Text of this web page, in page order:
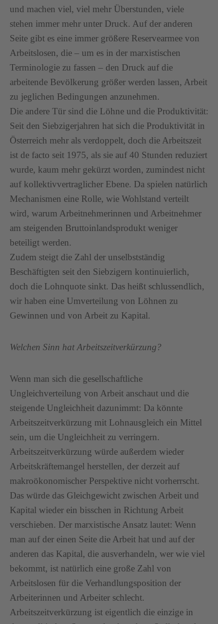
und machen viel, viel mehr Überstunden, viele
stehen immer mehr unter Druck. Auf der anderen
Seite gibt es eine immer größere Reservearmee von
Arbeitslosen, die – um es in der marxistischen
Terminologie zu fassen – den Druck auf die
arbeitende Bevölkerung größer werden lassen, Arbeit
zu jeglichen Bedingungen anzunehmen.
Die andere Tür sind die Löhne und die Produktivität:
Seit den Siebzigerjahren hat sich die Produktivität in
Österreich mehr als verdoppelt, doch die Arbeitszeit
ist de facto seit 1975, als sie auf 40 Stunden reduziert
wurde, kaum mehr gekürzt worden, zumindest nicht
auf kollektivvertraglicher Ebene. Da spielen natürlich
Mechanismen eine Rolle, wie Wohlstand verteilt
wird, warum Arbeitnehmerinnen und Arbeitnehmer
am steigenden Bruttoinlandsprodukt weniger
beteiligt werden.
Zudem steigt die Zahl der unselbstständig
Beschäftigten seit den Siebzigern kontinuierlich,
doch die Lohnquote sinkt. Das heißt schlussendlich,
wir haben eine Umverteilung von Löhnen zu
Gewinnen und von Arbeit zu Kapital.
Welchen Sinn hat Arbeitszeitverkürzung?
Wenn man sich die gesellschaftliche
Ungleichverteilung von Arbeit anschaut und die
steigende Ungleichheit dazunimmt: Da könnte
Arbeitszeitverkürzung mit Lohnausgleich ein Mittel
sein, um die Ungleichheit zu verringern.
Arbeitszeitverkürzung würde außerdem wieder
Arbeitskräftemangel herstellen, der derzeit auf
makroökonomischer Perspektive nicht vorherrscht.
Das würde das Gleichgewicht zwischen Arbeit und
Kapital wieder ein bisschen in Richtung Arbeit
verschieben. Der marxistische Ansatz lautet: Wenn
man auf der einen Seite die Arbeit hat und auf der
anderen das Kapital, die ausverhandeln, wer wie viel
bekommt, ist natürlich eine große Zahl von
Arbeitslosen für die Verhandlungsposition der
Arbeiterinnen und Arbeiter schlecht.
Arbeitszeitverkürzung ist eigentlich die einzige in